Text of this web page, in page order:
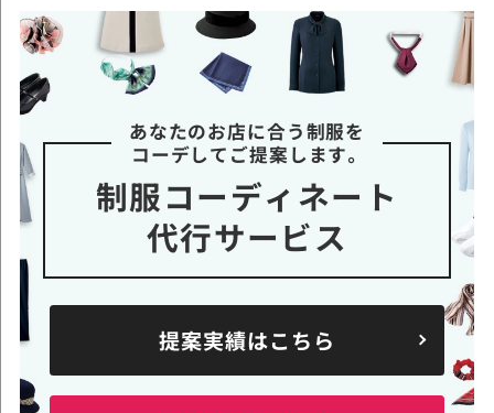
あなたのお店に合う制服を
コーデしてご提案します。
制服コーディネート
代行サービス
提案実績はこちら